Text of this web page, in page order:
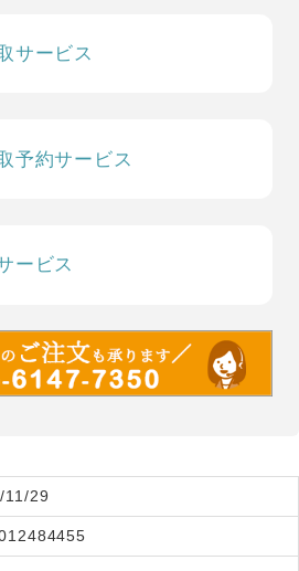
サービス
予約サービス
ービス
11/29